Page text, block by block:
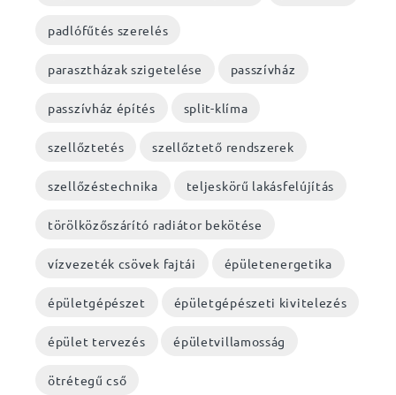
padlófűtés szerelés
parasztházak szigetelése passzívház
passzívház építés split-klíma
szellőztetés szellőztető rendszerek
szellőzéstechnika teljeskörű lakásfelújítás
törölközőszárító radiátor bekötése
vízvezeték csövek fajtái épületenergetika
épületgépészet épületgépészeti kivitelezés
épület tervezés épületvillamosság
ötrétegű cső